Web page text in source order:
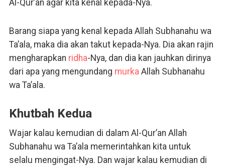
Al-Qur’an agar kita kenal kepada-Nya.
Barang siapa yang kenal kepada Allah Subhanahu wa
Ta’ala, maka dia akan takut kepada-Nya. Dia akan rajin
mengharapkan ridha-Nya, dan dia kan jauhkan dirinya
dari apa yang mengundang murkaAllah Subhanahu
wa Ta’ala.
Khutbah Kedua
Wajar kalau kemudian di dalam Al-Qur’an Allah
Subhanahu wa Ta’ala memerintahkan kita untuk
selalu mengingat-Nya. Dan wajar kalau kemudian di